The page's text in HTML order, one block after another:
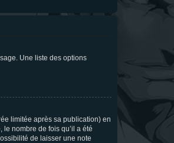
Une liste des options
limitée après sa publication) en
nombre de fois qu’il a été
de laisser une note